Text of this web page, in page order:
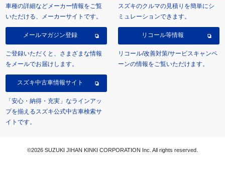
車種の詳細などメーカー情報をご覧
いただける、メーカーサイトです。
スズキのクルマの見積りを簡単にシ
ミュレーションできます。
メールマガジン登録
ご登録いただくと、さまざまな情報
をメールでお届けします。
リコール等情報
リコール/改善対策/サービスキャンペ
ーンの情報をご覧いただけます。
スズキ中古車情報サイト
「安心・納得・充実」なラインアッ
プを揃えるスズキ公式中古車検索サ
イトです。
©2026 SUZUKI JIHAN KINKI CORPORATION Inc. All rights reserved.